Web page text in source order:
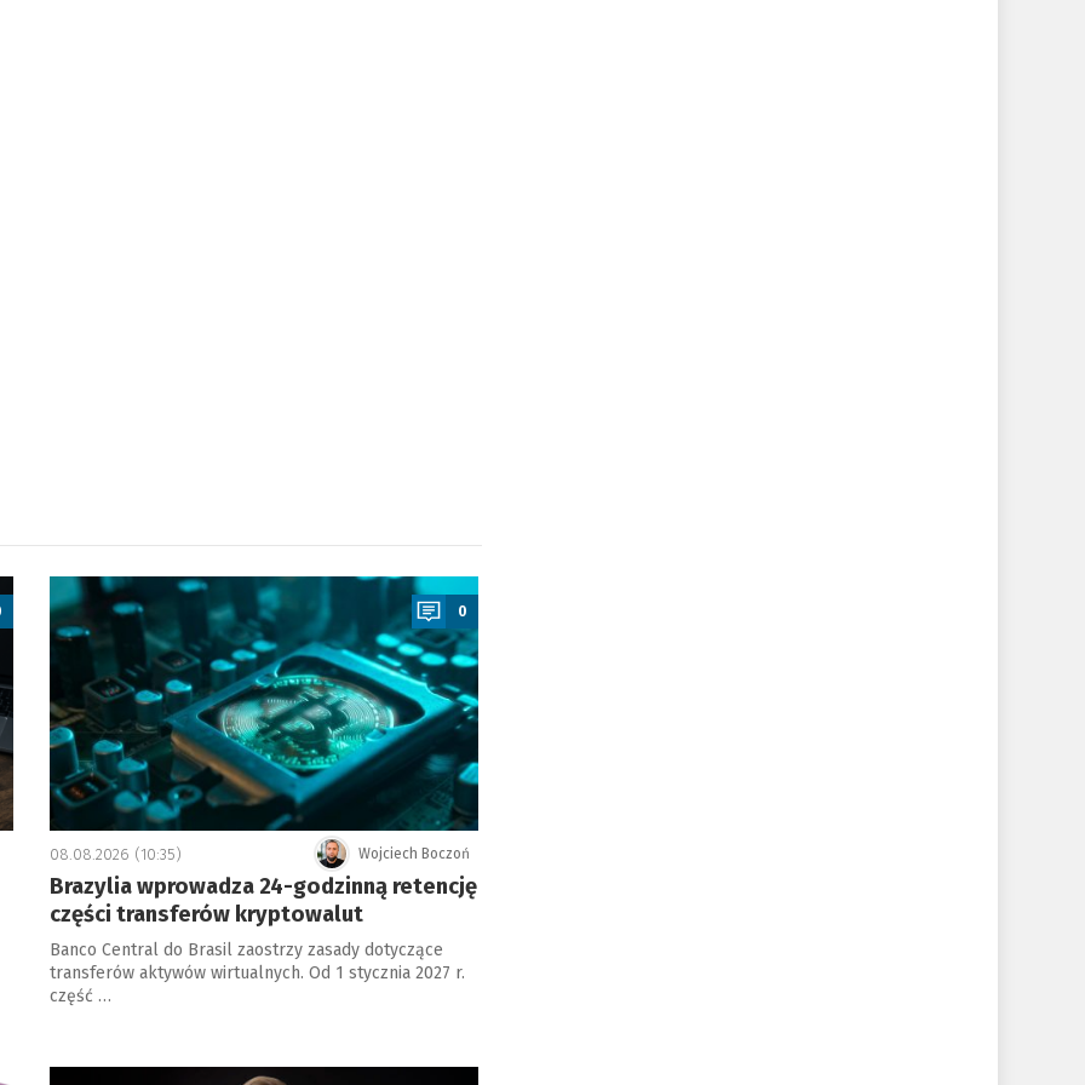
a
0
Wojciech Boczoń
08.08.2026 (10:35)
Brazylia wprowadza 24-godzinną retencję
części transferów kryptowalut
Banco Central do Brasil zaostrzy zasady dotyczące
transferów aktywów wirtualnych. Od 1 stycznia 2027 r.
część …
a